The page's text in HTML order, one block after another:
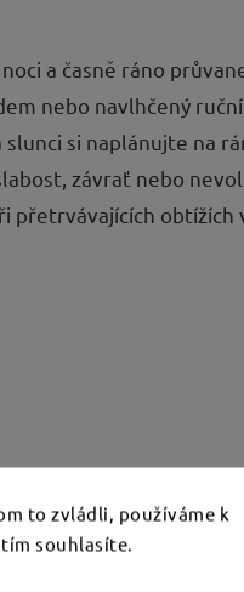
to zvládli, používáme k
souhlasíte.
a časně ráno
nebo navlhčený
si naplánujte na
závrať nebo
přetrvávajících obtížích